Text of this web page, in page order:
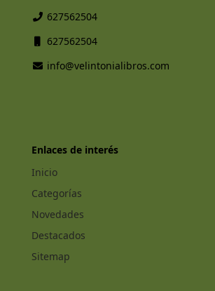
627562504
627562504
info@velintonialibros.com
Enlaces de interés
Inicio
Categorías
Novedades
Destacados
Sitemap